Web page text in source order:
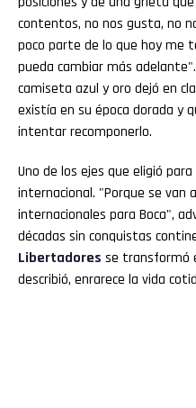
contentos, no nos gusta, no
poco parte de lo que hoy me
pueda cambiar más
camiseta azul y oro dejó en
existía en su época dorada y
intentar recomponerlo.
Uno de los ejes que eligió
internacional. "Porque se van
internacionales para Boca",
décadas sin conquistas
Libertadores se transformó
describió, enrarece la vida